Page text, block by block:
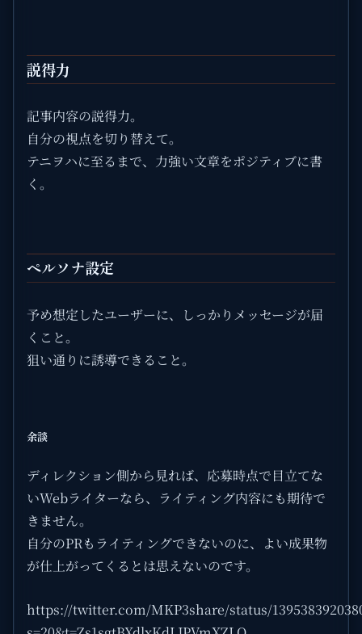
説得力
記事内容の説得力。
自分の視点を切り替えて。
テニヲハに至るまで、力強い文章をポジティブに書
く。
ペルソナ設定
予め想定したユーザーに、しっかりメッセージが届
くこと。
狙い通りに誘導できること。
余談
ディレクション側から見れば、応募時点で目立てな
いWebライターなら、ライティング内容にも期待で
きません。
自分のPRもライティングできないのに、よい成果物
が仕上がってくるとは思えないのです。
https://twitter.com/MKP3share/status/